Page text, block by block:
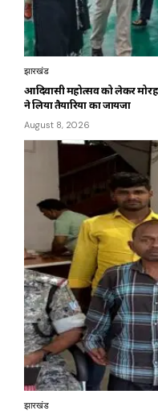
झारखंड
आदिवासी महोत्सव को लेकर
ने लिया तैयारियों का जायजा
August 8, 2026
झारखंड